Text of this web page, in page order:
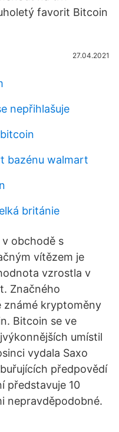
favorit Bitcoin
27.04.2021
nepřihlašuje
bazénu walmart
británie
obchodě s
vítězem je
vzrostla v
Značného
známé kryptoměny
Bitcoin se ve
umístil
vydala Saxo
předpovědí
představuje 10
nepravděpodobné.